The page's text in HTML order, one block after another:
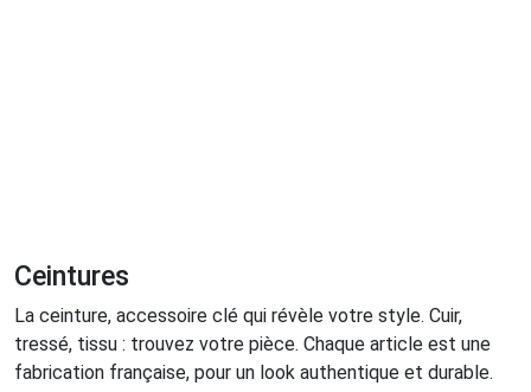
Ceintures
La ceinture, accessoire clé qui révèle votre style. Cuir,
tressé, tissu : trouvez votre pièce. Chaque article est une
fabrication française, pour un look authentique et durable.